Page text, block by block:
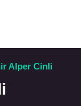
Alper Cinli